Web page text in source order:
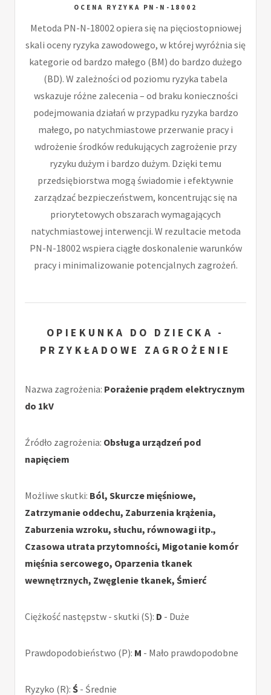
OCENA RYZYKA PN-N-18002
Metoda PN-N-18002 opiera się na pięciostopniowej
skali oceny ryzyka zawodowego, w której wyróżnia się
kategorie od bardzo małego (BM) do bardzo dużego
(BD). W zależności od poziomu ryzyka tabela
wskazuje różne zalecenia – od braku konieczności
podejmowania działań w przypadku ryzyka bardzo
małego, po natychmiastowe przerwanie pracy i
wdrożenie środków redukujących zagrożenie przy
ryzyku dużym i bardzo dużym. Dzięki temu
przedsiębiorstwa mogą świadomie i efektywnie
zarządzać bezpieczeństwem, koncentrując się na
priorytetowych obszarach wymagających
natychmiastowej interwencji. W rezultacie metoda
PN-N-18002 wspiera ciągłe doskonalenie warunków
pracy i minimalizowanie potencjalnych zagrożeń.
OPIEKUNKA DO DZIECKA -
PRZYKŁADOWE ZAGROŻENIE
Nazwa zagrożenia: Porażenie prądem elektrycznym
do 1kV
Źródło zagrożenia: Obsługa urządzeń pod
napięciem
Możliwe skutki: Ból, Skurcze mięśniowe,
Zatrzymanie oddechu, Zaburzenia krążenia,
Zaburzenia wzroku, słuchu, równowagi itp.,
Czasowa utrata przytomności, Migotanie komór
mięśnia sercowego, Oparzenia tkanek
wewnętrznych, Zwęglenie tkanek, Śmierć
Ciężkość następstw - skutki (S): D - Duże
Prawdopodobieństwo (P): M - Mało prawdopodobne
Ryzyko (R): Ś - Średnie